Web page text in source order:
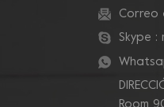
Correo
Skype :
Room